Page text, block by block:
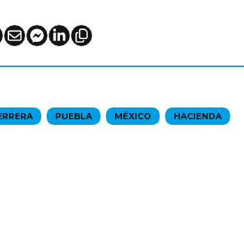
PUEBLA MÉXICO HACIENDA